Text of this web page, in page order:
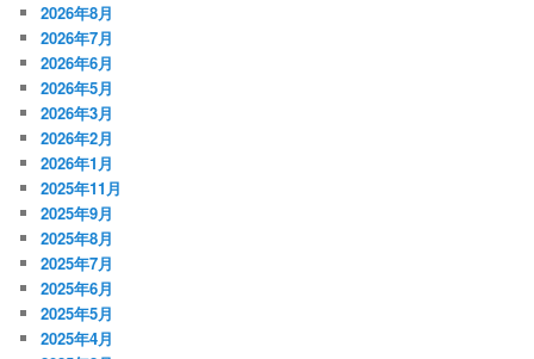
2026年8月
2026年7月
2026年6月
2026年5月
2026年3月
2026年2月
2026年1月
2025年11月
2025年9月
2025年8月
2025年7月
2025年6月
2025年5月
2025年4月